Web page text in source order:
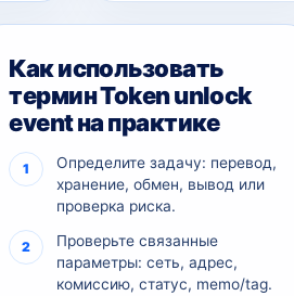
Как использовать
термин Token unlock
event на практике
Определите задачу: перевод,
хранение, обмен, вывод или
проверка риска.
Проверьте связанные
параметры: сеть, адрес,
комиссию, статус, memo/tag.